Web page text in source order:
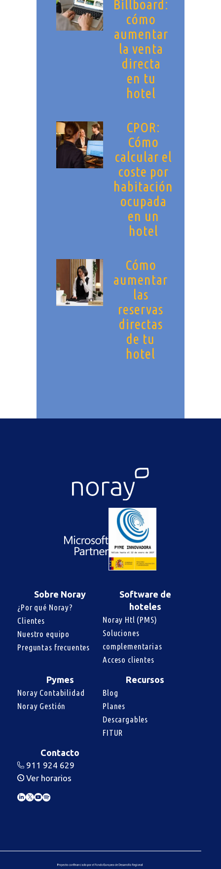
Billboard:
cómo
aumentar
la venta
directa
en tu
hotel
CPOR:
Cómo
calcular el
coste por
habitación
ocupada
en un
hotel
Cómo
aumentar
las
reservas
directas
de tu
hotel
Sobre Noray
¿Por qué Noray?
Clientes
Nuestro equipo
Preguntas frecuentes
Software de
hoteles
Noray Htl (PMS)
Soluciones
complementarias
Acceso clientes
Pymes
Noray Contabilidad
Noray Gestión
Recursos
Blog
Planes
Descargables
FITUR
Contacto
Ver horarios
911 924 629